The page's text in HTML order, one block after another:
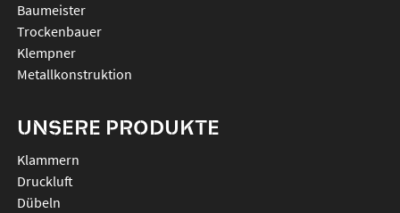
Baumeister
Trockenbauer
Klempner
Metallkonstruktion
UNSERE PRODUKTE
klammern
druckluft
dübeln